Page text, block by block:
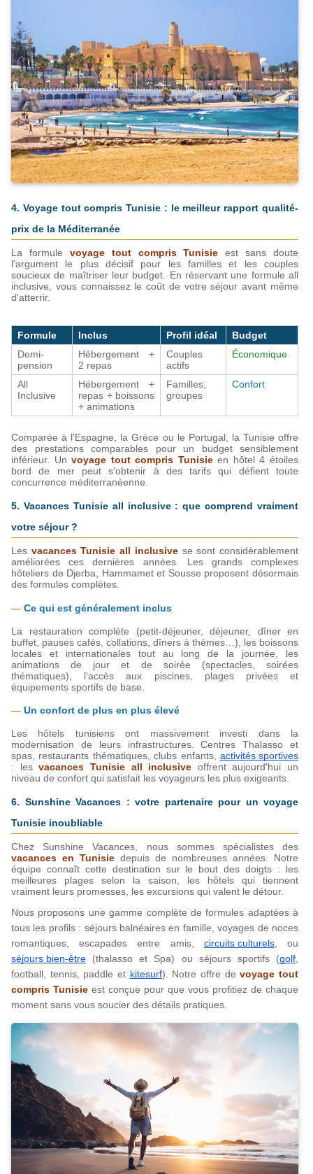
4. Voyage tout compris Tunisie : le meilleur rapport qualité-
prix de la Méditerranée
La formule voyage tout compris Tunisie est sans doute
l'argument le plus décisif pour les familles et les couples
soucieux de maîtriser leur budget. En réservant une formule all
inclusive, vous connaissez le coût de votre séjour avant même
d'atterrir.
Formule Inclus Profil idéal
Budget
Demi-
pension
Hébergement +
2 repas
Couples
actifs
Économique
All
Inclusive
Hébergement +
repas + boissons
+ animations
Familles,
groupes
Confort
Comparée à l'Espagne, la Grèce ou le Portugal, la Tunisie offre
des prestations comparables pour un budget sensiblement
inférieur. Un voyage tout compris Tunisie en hôtel 4 étoiles
bord de mer peut s'obtenir à des tarifs qui défient toute
concurrence méditerranéenne.
5. Vacances Tunisie all inclusive : que comprend vraiment
votre séjour ?
Les vacances Tunisie all inclusive se sont considérablement
améliorées ces dernières années. Les grands complexes
hôteliers de Djerba, Hammamet et Sousse proposent désormais
des formules complètes.
— Ce qui est généralement inclus
La restauration complète (petit-déjeuner, déjeuner, dîner en
buffet, pauses cafés, collations, dîners à thèmes…), les boissons
locales et internationales tout au long de la journée, les
animations de jour et de soirée (spectacles, soirées
thématiques), l'accès aux piscines, plages privées et
équipements sportifs de base.
— Un confort de plus en plus élevé
Les hôtels tunisiens ont massivement investi dans la
modernisation de leurs infrastructures. Centres Thalasso et
spas, restaurants thématiques, clubs enfants, activités sportives
: les vacances Tunisie all inclusive offrent aujourd'hui un
niveau de confort qui satisfait les voyageurs les plus exigeants.
6. Sunshine Vacances : votre partenaire pour un voyage
Tunisie inoubliable
vacances en Tunisie depuis de nombreuses années. Notre
équipe connaît cette destination sur le bout des doigts : les
meilleures plages selon la saison, les hôtels qui tiennent
vraiment leurs promesses, les excursions qui valent le détour.
Nous proposons une gamme complète de formules adaptées à
tous les profils : séjours balnéaires en famille, voyages de noces
romantiques, escapades entre amis, circuits culturels, ou
séjours bien-être (thalasso et Spa) ou séjours sportifs (golf
football, tennis, paddle et kitesurf). Notre offre de voyage tout
compris Tunisie est conçue pour que vous profitiez de chaque
moment sans vous soucier des détails pratiques.